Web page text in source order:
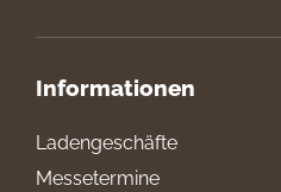
Informationen
Ladengeschäfte
Messetermine